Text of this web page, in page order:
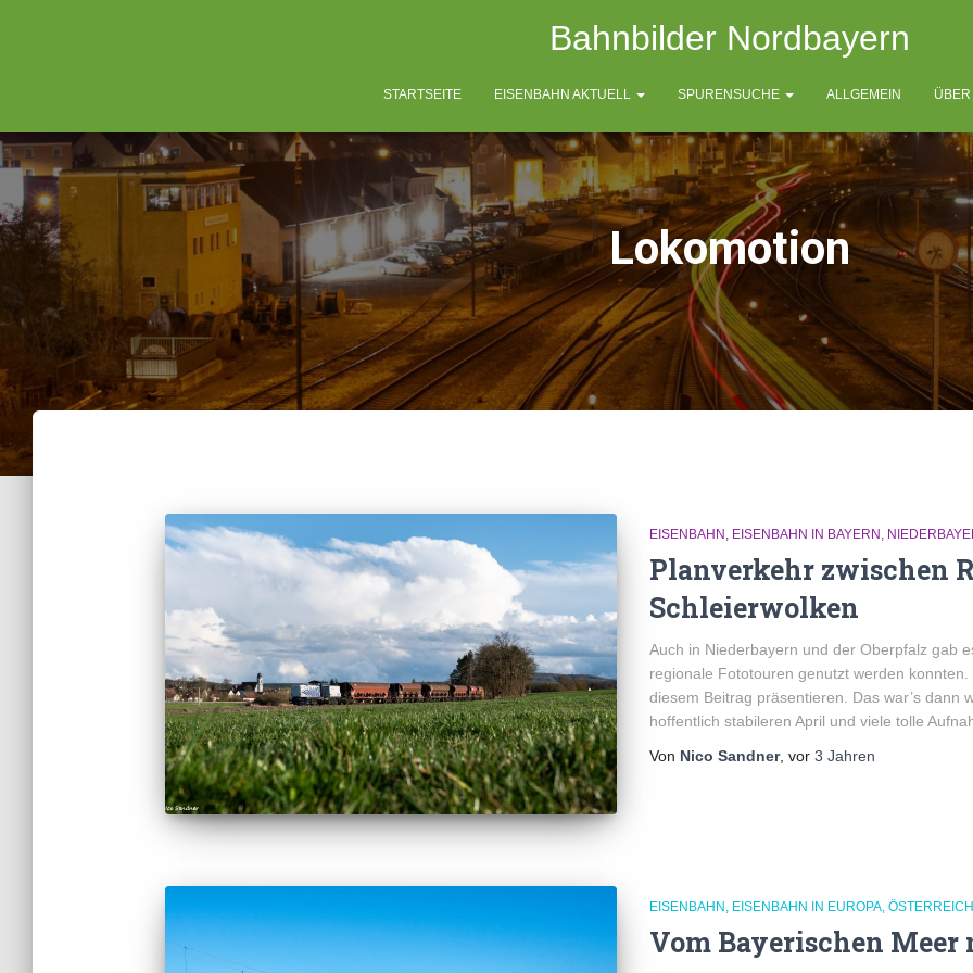
Bahnbilder Nordbayern
STARTSEITE EISENBAHN AKTUELL SPURENSUCHE ALLGEMEIN
Lokomotion
EISENBAHN EISENBAHN IN BAYERN
Planverkehr zwischen
Schleierwolken
Auch in Niederbayern und der Oberpfalz gab
regionale Fototouren genutzt werden
diesem Beitrag präsentieren. Das war’s dann
hoffentlich stabileren April und viele tolle
Von Nico Sandner, vor 3 Jahren
EISENBAHN EISENBAHN IN EUROPA ÖSTERREICH
Vom Bayerischen